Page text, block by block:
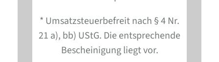
* Umsatzsteuerbefreit nach § 4 Nr.
21 a), bb) UStG. Die entsprechende
Bescheinigung liegt vor.